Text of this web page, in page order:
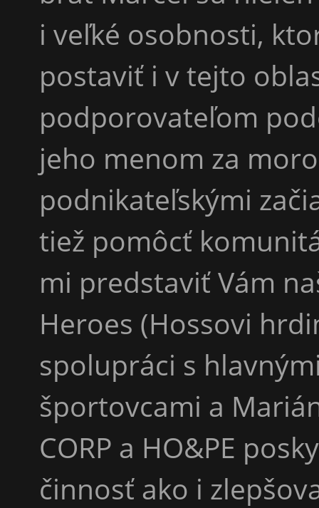
i veľké osobnosti,
postaviť i v tejto
podporovateľom
jeho menom za
podnikateľskými
tiež pomôcť
mi predstaviť Vám
Heroes (Hossovi
spolupráci s
športovcami a
CORP a HO&PE
činnosť ako i